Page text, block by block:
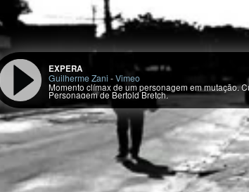
EXPERA
Guilherme Zani -Vimeo
Momento clímax de um personagem em mutação.
Personagem de Bertold Bretch.